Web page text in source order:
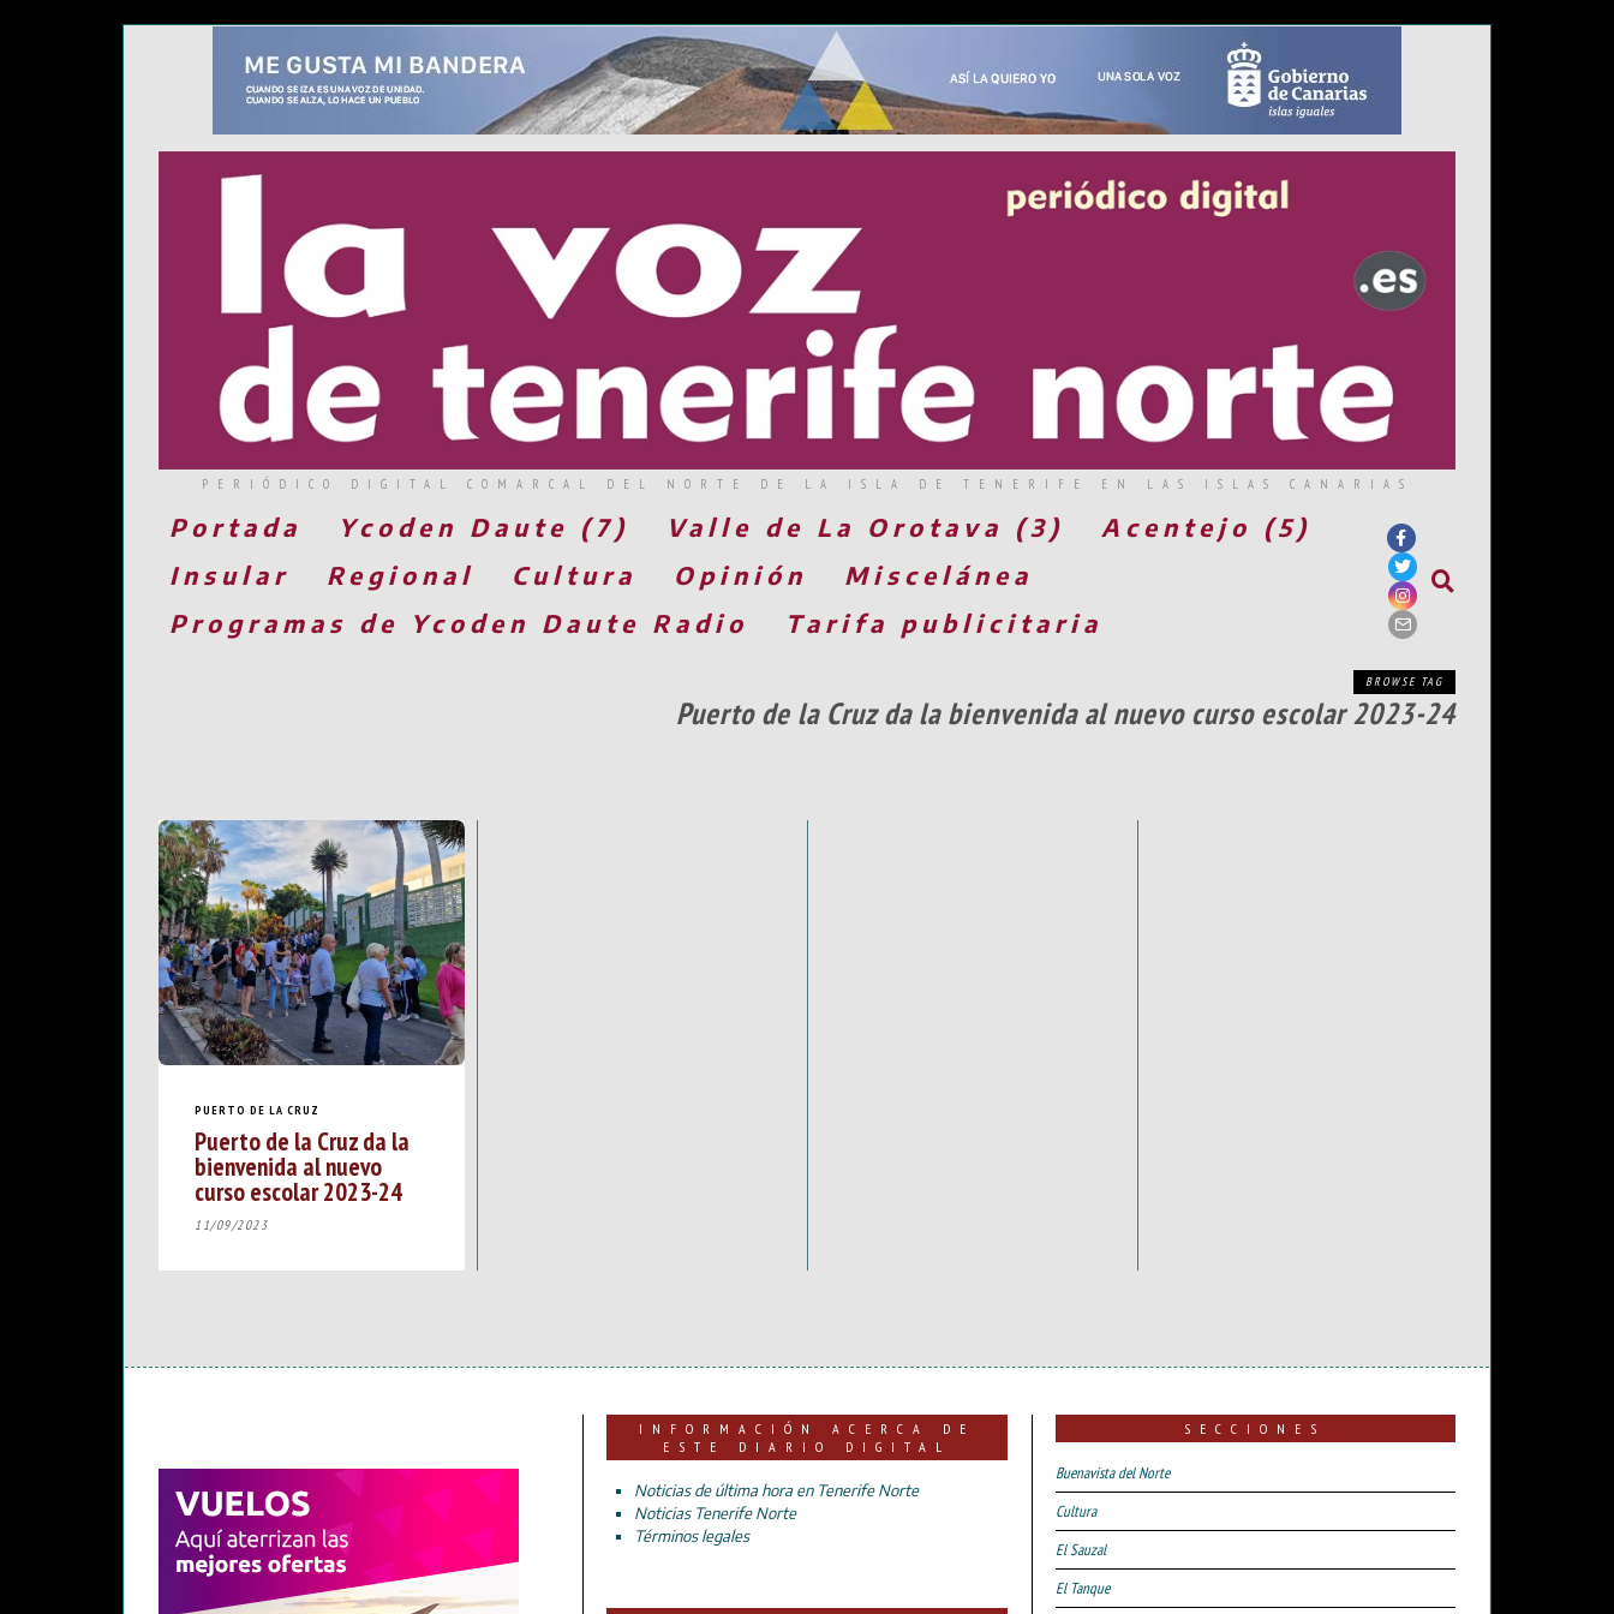
PERIÓDICO DIGITAL COMARCAL DEL NORTE DE LA ISLA DE TENERIFE EN LAS ISLAS CANARIAS
Portada Ycoden Daute (7) Valle de La Orotava (3)
Acentejo (5)
Insular
Regional Cultura Opinión
Miscelánea
Programas de Ycoden Daute Radio
Tarifa publicitaria
BROWSE TAG
Puerto de la Cruz da la bienvenida al nuevo curso escolar 2023-24
PUERTO DE LA CRUZ
Puerto de la Cruz da la
bienvenida al nuevo
curso escolar 2023-24
11/09/2023
INFORMACIÓN ACERCA DE
ESTE DIARIO DIGITAL
Noticias de última hora en Tenerife Norte
Noticias Tenerife Norte
Términos legales
SECCIONES
Buenavista del Norte
Cultura
El Sauzal
El Tanque